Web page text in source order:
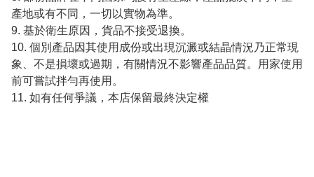
產地或有不同，一切以實物為準。
9. 基於衛生原因，貨品不接受退換。
10. 個別產品因其使用成份或出現沉澱或結晶情況乃正常現
象、不是損壞或過期，有關情況不影響產品品質。用家使用
前可嘗試拌勻再使用。
11. 如有任何爭議，本店保留最終決定權